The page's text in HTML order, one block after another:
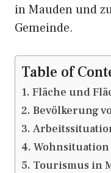
in Mauden und
Gemeinde.
Table of
Fläche und
Bevölkerung
Tourismus in